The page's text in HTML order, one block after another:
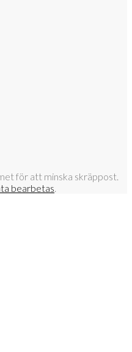
för att minska skräppost.
bearbetas.